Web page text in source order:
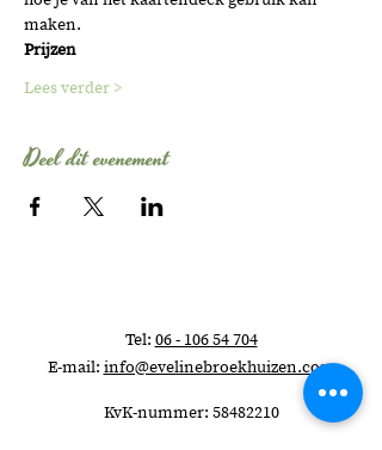
maken.
Prijzen
Lees verder >
Deel dit evenement
Tel: 06 - 106 54 704
E-mail: info@evelinebroekhuizen.com
KvK-nummer: 58482210